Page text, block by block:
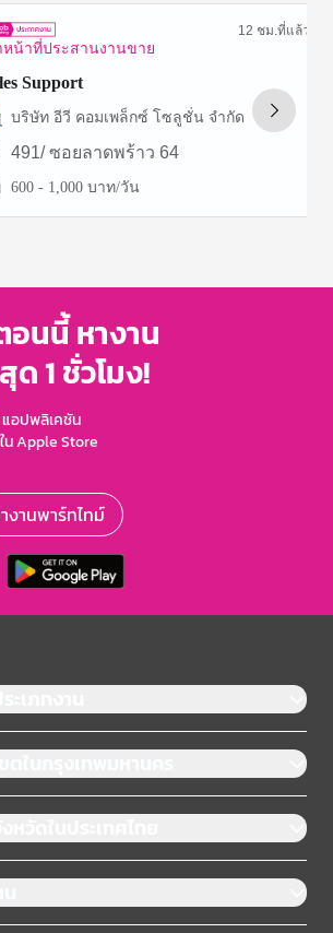
หน้าที่ประสานงานขาย
12 ชม.ที่แล้ว
Support
บริษัท อีวี คอมเพล็กซ์ โซลูชั่น จำกัด
491/ ซอยลาดพร้าว 64
600 - 1,000 บาท/วัน
นนี้ หางาน
ด 1 ชั่วโมง!
แอปพลิเคชัน
น Apple Store
งานพาร์ทไทม์
เภทงาน
ในกรุงเทพมหานคร
วัดในประเทศไทย